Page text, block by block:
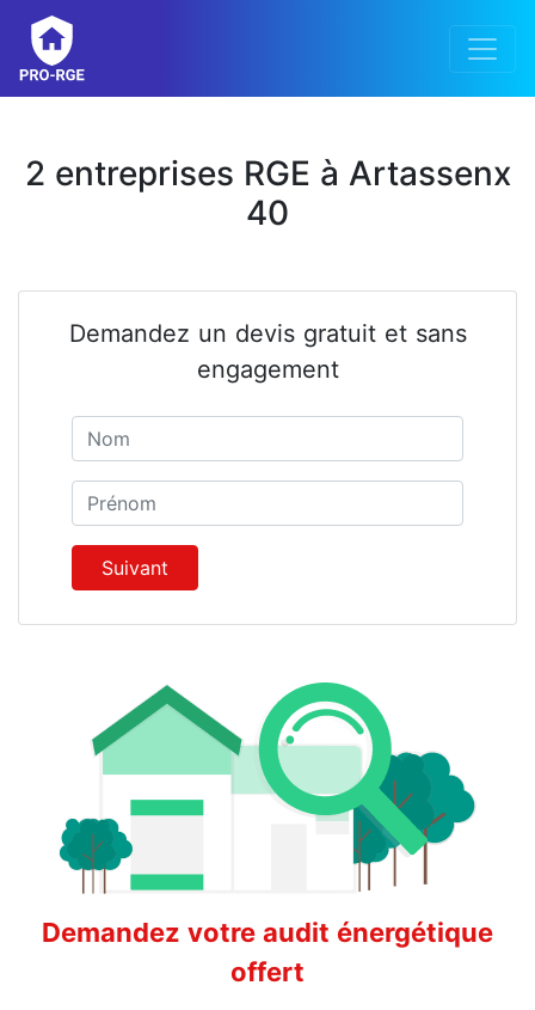
2 entreprises RGE à Artassenx
40
Demandez un devis gratuit et sans
engagement
Prénom
Suivant
Demandez votre audit énergétique
offert